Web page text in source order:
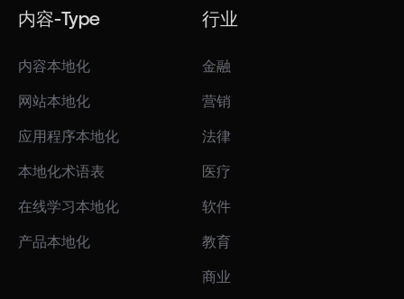
内容-Type
内容本地化
网站本地化
应用程序本地化
本地化术语表
在线学习本地化
产品本地化
行业
金融
营销
法律
医疗
软件
教育
商业